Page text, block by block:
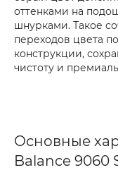
оттенками на
шнурками. Такое
переходов цвета
конструкции,
чистоту и
Основные
Balance 9060